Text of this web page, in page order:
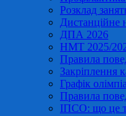
Розклад
Дистанційне
ДПА 2026
НМТ 2025/
Правила
Закріплення
Графік
Правила
ІПСО: що це